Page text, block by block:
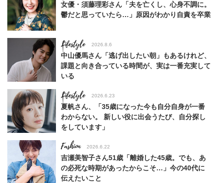
女優・須藤理彩さん「夫を亡くし、心身不調に。
鬱だと思っていたら…」原因がわかり自責を卒業
Lifestyle 2026.8.6
中山優馬さん「逃げ出したい朝」もあるけれど、
課題と向き合っている時間が、実は一番充実して
いる
Lifestyle 2026.6.23
夏帆さん、「35歳になった今も自分自身が一番
わからない。 新しい役に出会うたび、自分探し
をしています」
Fashion 2026.6.22
吉瀬美智子さん51歳「離婚した45歳。でも、あ
の必死な時期があったからこそ…」今の40代に
伝えたいこと